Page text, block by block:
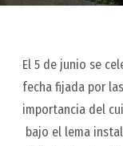
El 5 de junio se
fecha fijada por
importancia del
bajo el lema